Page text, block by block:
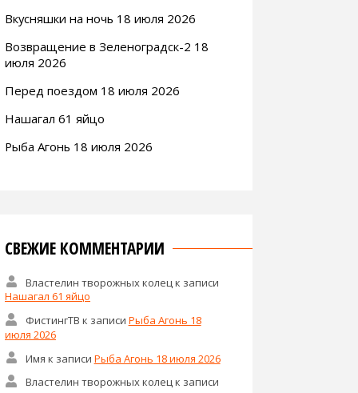
Вкусняшки на ночь 18 июля 2026
Возвращение в Зеленоградск-2 18
июля 2026
Перед поездом 18 июля 2026
Нашагал 61 яйцо
Рыба Агонь 18 июля 2026
СВЕЖИЕ КОММЕНТАРИИ
Властелин творожных колец к записи
Нашагал 61 яйцо
ФистингТВ к записи Рыба Агонь 18
июля 2026
Имя к записи Рыба Агонь 18 июля 2026
Властелин творожных колецк записи